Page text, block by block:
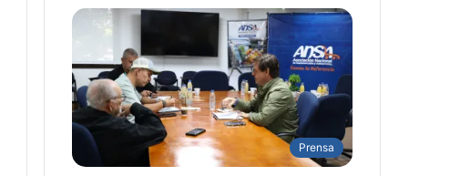
Prensa